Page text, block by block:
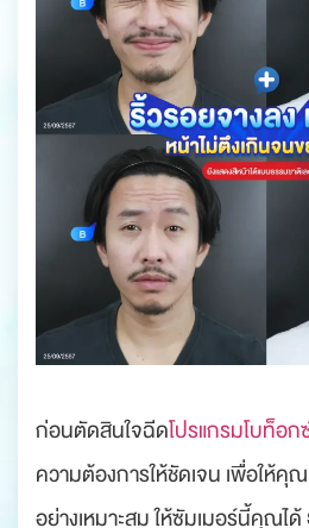
ก่อนตัดสินใจฉีดโปรแกรมโบท็อก
ความต้องการให้ชัดเจน เพื่อให้คุ
อย่างเหมาะสม ให้ซัมเมอร์นี้คุณไ